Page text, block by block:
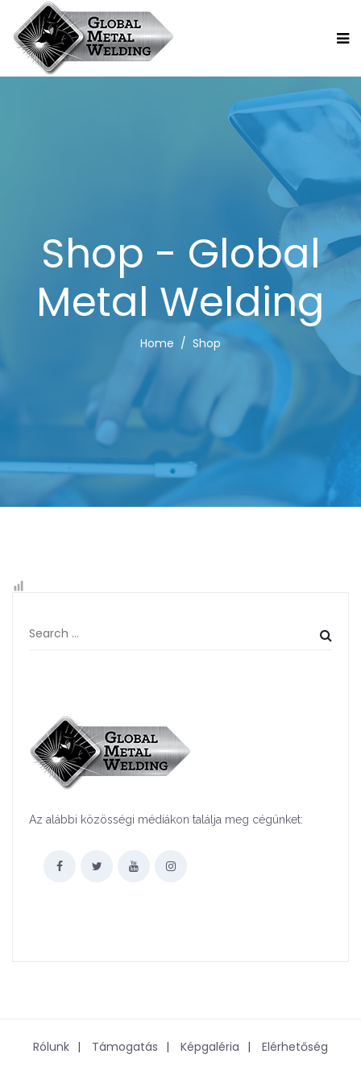
Shop - Global
Metal Welding
Home Shop
Az alábbi közösségi médiákon találja meg cégünket:
Rólunk Támogatás Képgaléria Elérhetőség